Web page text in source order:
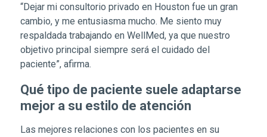
“Dejar mi consultorio privado en Houston fue un gran
cambio, y me entusiasma mucho. Me siento muy
respaldada trabajando en WellMed, ya que nuestro
objetivo principal siempre será el cuidado del
paciente”, afirma.
Qué tipo de paciente suele adaptarse
mejor a su estilo de atención
Las mejores relaciones con los pacientes en su